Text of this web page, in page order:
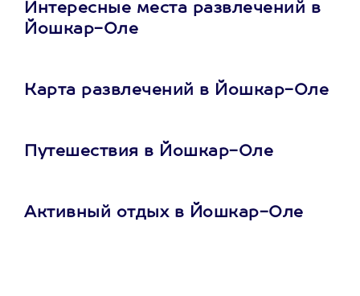
Интересные места развлечений в
Йошкар-Оле
Карта развлечений в Йошкар-Оле
Путешествия в Йошкар-Оле
Активный отдых в Йошкар-Оле